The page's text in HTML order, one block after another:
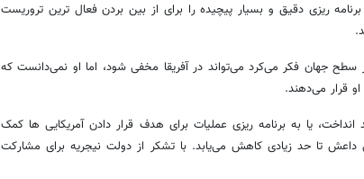
ریزی دقیق و بسیار پیچیده را برای از بین بردن فعال ترین تروریست
سطح جهان فکر می‌کرد می‌تواند در آفریقا مخفی شود، اما او نمی‌دانست که
او قرار می‌دهند.
یا به برنامه ریزی عملیات برای هدف قرار دادن آمریکایی ها کمک
داعش تا حد زیادی کاهش می‌یابد. با تشکر از دولت نیجریه برای مشارکت